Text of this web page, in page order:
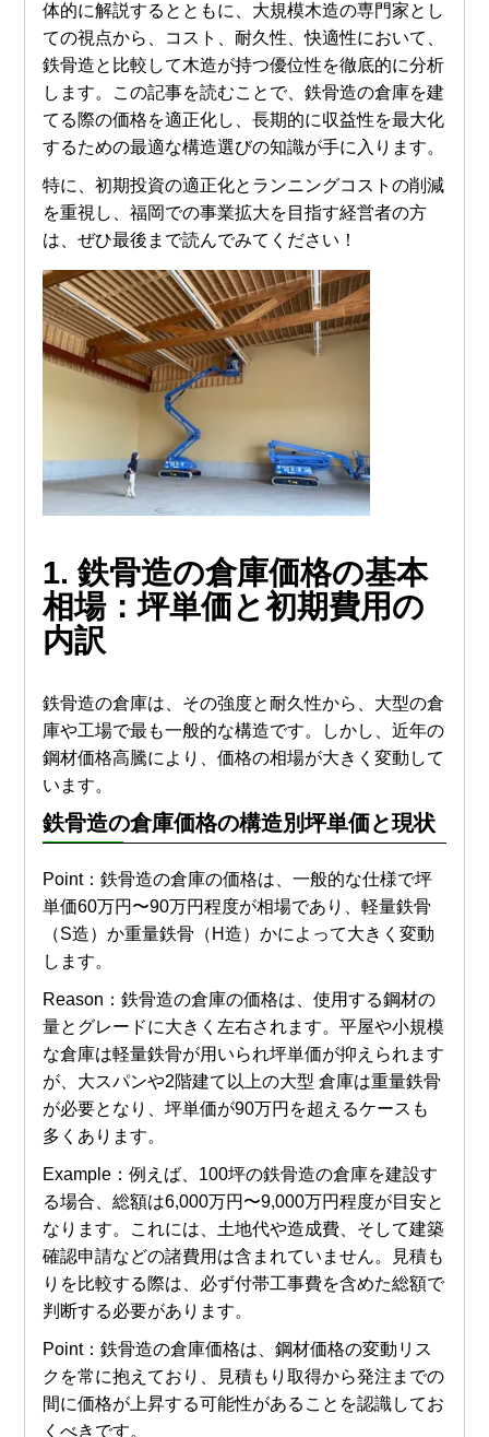
体的に解説するとともに、大規模木造の専門家とし
ての視点から、コスト、耐久性、快適性において、
鉄骨造と比較して木造が持つ優位性を徹底的に分析
します。この記事を読むことで、鉄骨造の倉庫を建
てる際の価格を適正化し、長期的に収益性を最大化
するための最適な構造選びの知識が手に入ります。
特に、初期投資の適正化とランニングコストの削減
を重視し、福岡での事業拡大を目指す経営者の方
は、ぜひ最後まで読んでみてください！
1.鉄骨造の倉庫価格の基本
相場：坪単価と初期費用の
内訳
鉄骨造の倉庫は、その強度と耐久性から、大型の倉
庫や工場で最も一般的な構造です。しかし、近年の
鋼材価格高騰により、価格の相場が大きく変動して
います。
鉄骨造の倉庫価格の構造別坪単価と現状
Point：鉄骨造の倉庫の価格は、一般的な仕様で坪
単価60万円〜90万円程度が相場であり、軽量鉄骨
（S造）か重量鉄骨（H造）かによって大きく変動
します。
Reason：鉄骨造の倉庫の価格は、使用する鋼材の
量とグレードに大きく左右されます。平屋や小規模
な倉庫は軽量鉄骨が用いられ坪単価が抑えられます
が、大スパンや2階建て以上の大型 倉庫は重量鉄骨
が必要となり、坪単価が90万円を超えるケースも
多くあります。
Example：例えば、100坪の鉄骨造の倉庫を建設す
る場合、総額は6,000万円〜9,000万円程度が目安と
なります。これには、土地代や造成費、そして建築
確認申請などの諸費用は含まれていません。見積も
りを比較する際は、必ず付帯工事費を含めた総額で
判断する必要があります。
Point：鉄骨造の倉庫価格は、鋼材価格の変動リス
クを常に抱えており、見積もり取得から発注までの
間に価格が上昇する可能性があることを認識してお
くべきです。